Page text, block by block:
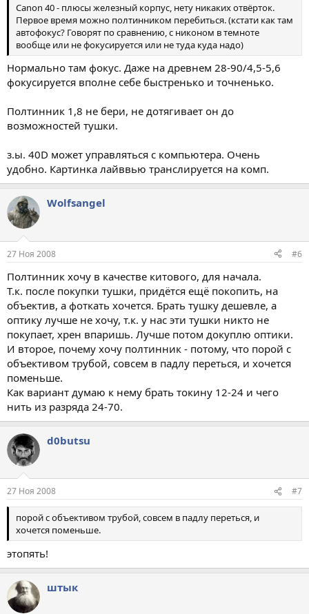
Canon 40 - плюсы железный корпус, нету никаких отвёрток.
Первое время можно полтинником перебиться. (кстати как там
автофокус? Говорят по сравнению, с никоном в темноте
вообще или не фокусируется или не туда куда надо)
Нормально там фокус. Даже на древнем 28-90/4,5-5,6
фокусируется вполне себе быстренько и точненько.
Полтинник 1,8 не бери, не дотягивает он до
возможностей тушки.
з.ы. 40D может управляться с компьютера. Очень
удобно. Картинка лайввью транслируется на комп.
Wolfsangel
27 Ноя 2008 #6
Полтинник хочу в качестве китового, для начала.
Т.к. после покупки тушки, придётся ещё покопить, на
объектив, а фоткать хочется. Брать тушку дешевле, а
оптику лучше не хочу, т.к. у нас эти тушки никто не
покупает, хрен впаришь. Лучше потом докуплю оптики.
И второе, почему хочу полтинник - потому, что порой с
объективом трубой, совсем в падлу переться, и хочется
поменьше.
Как вариант думаю к нему брать токину 12-24 и чего
нить из разряда 24-70.
d0butsu
27 Ноя 2008 #7
порой с объективом трубой, совсем в падлу переться, и
хочется поменьше.
этопять!
штык